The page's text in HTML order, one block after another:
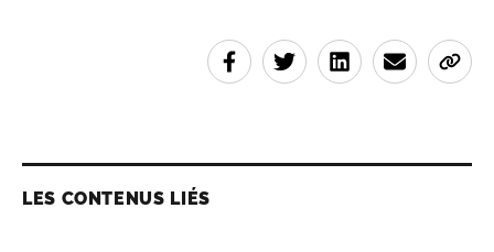
LES CONTENUS LIÉS